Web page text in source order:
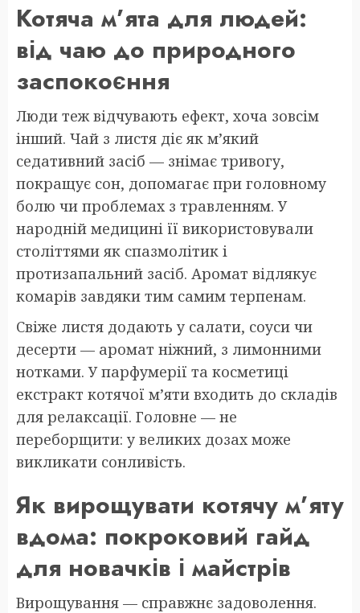
Котяча м’ята для людей:
від чаю до природного
заспокоєння
Люди теж відчувають ефект, хоча зовсім
інший. Чай з листя діє як м’який
седативний засіб — знімає тривогу,
покращує сон, допомагає при головному
болю чи проблемах з травленням. У
народній медицині її використовували
століттями як спазмолітик і
протизапальний засіб. Аромат відлякує
комарів завдяки тим самим терпенам.
Свіже листя додають у салати, соуси чи
десерти — аромат ніжний, з лимонними
нотками. У парфумерії та косметиці
екстракт котячої м’яти входить до складів
для релаксації. Головне — не
переборщити: у великих дозах може
викликати сонливість.
Як вирощувати котячу м’яту
вдома: покроковий гайд
для новачків і майстрів
Вирощування — справжнє задоволення.